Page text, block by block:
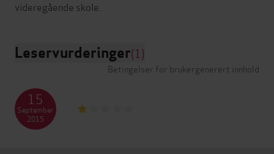
Leservurderinger(1)
Betingelser for brukergenerert innhold
15
September
2015